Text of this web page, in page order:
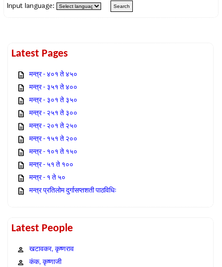
Input language:
Latest Pages
मन्त्र - ४०१ ते ४५०
मन्त्र - ३५१ ते ४००
मन्त्र - ३०१ ते ३५०
मन्त्र - २५१ ते ३००
मन्त्र - २०१ ते २५०
मन्त्र - १५१ ते २००
मन्त्र - १०१ ते १५०
मन्त्र - ५१ ते १००
मन्त्र - १ ते ५०
मन्त्र प्रतिलोम दुर्गासप्तशती पाठविधिः
Latest People
खटावकर, कृष्णराव
कंक, कृष्णाजी